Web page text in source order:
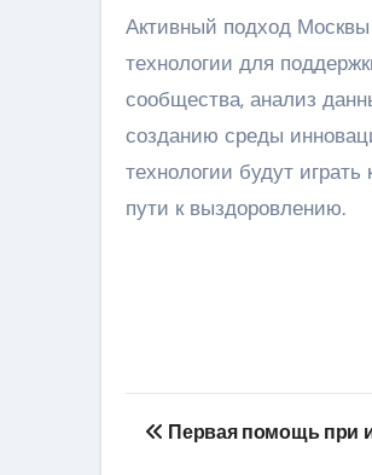
Активный подход Москвы
технологии для
сообщества, анализ
созданию среды
технологии будут
пути к выздоровлению.
Навигация
Первая помощь при